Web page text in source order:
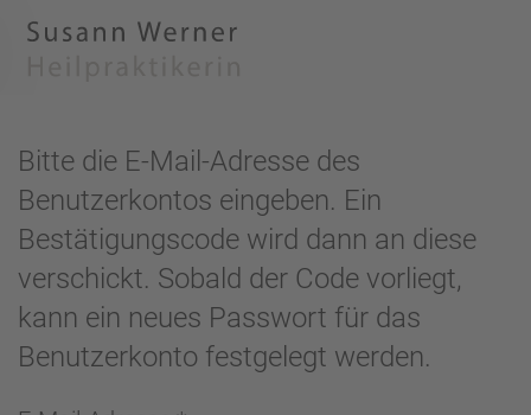
Bitte die E-Mail-Adresse des
Benutzerkontos eingeben. Ein
Bestätigungscode wird dann an diese
verschickt. Sobald der Code vorliegt,
kann ein neues Passwort für das
Benutzerkonto festgelegt werden.